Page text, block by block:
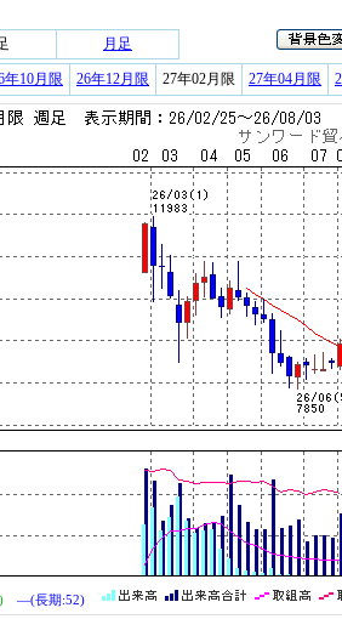
月足
年10月限 26年12月限 27年02月限 27年04月限
―(長期:52)